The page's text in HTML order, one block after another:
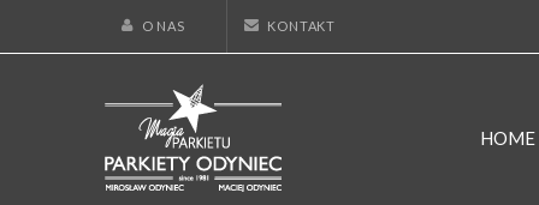
O NAS KONTAKT
HOME